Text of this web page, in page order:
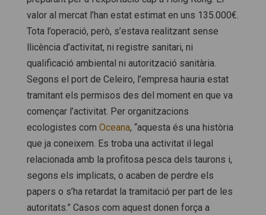
valor al mercat l’han estat estimat en uns 135.000€.
Tota l’operació, però, s’estava realitzant sense
llicència d’activitat, ni registre sanitari, ni
qualificació ambiental ni autorització sanitària.
Segons el port de Celeiro, l’empresa hauria estat
tramitant els permisos des del moment en que va
començar l’activitat. Per organitzacions
ecologistes com Oceana, “aquesta és una història
que ja coneixem. Es troba una activitat il·legal
relacionada amb la profitosa pesca dels taurons i,
segons els implicats, o acaben de perdre els
papers o s’ha retardat la tramitació per part de les
autoritats.” Casos com aquest donen força a